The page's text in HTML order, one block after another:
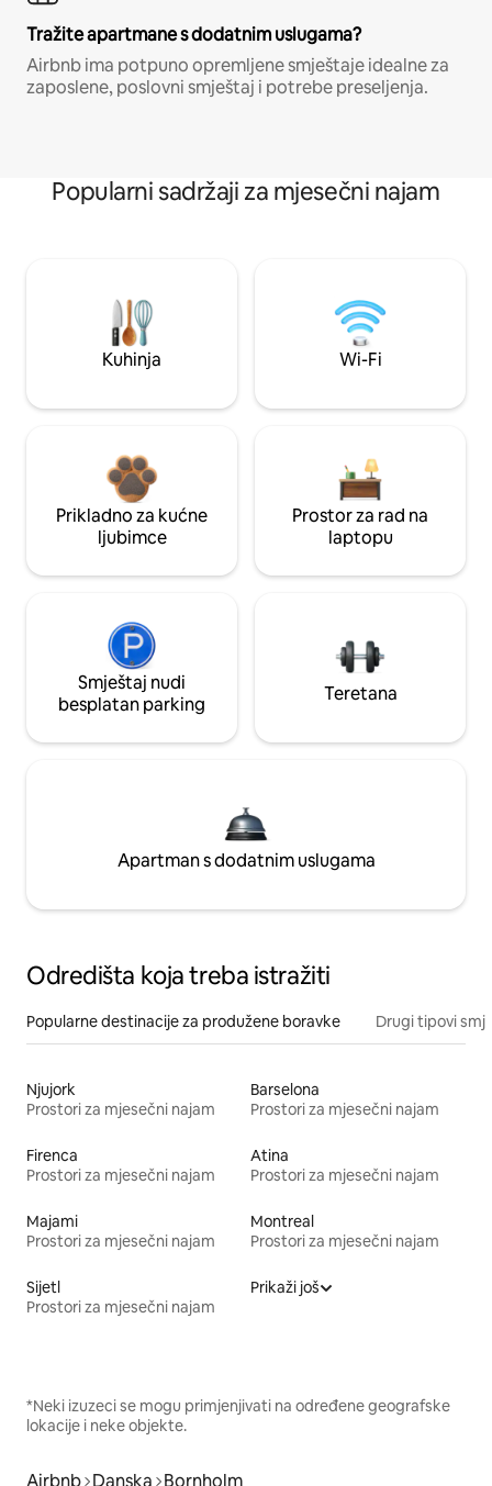
Tražite apartmane s dodatnim uslugama?
Airbnb ima potpuno opremljene smještaje idealne za
zaposlene, poslovni smještaj i potrebe preseljenja.
Popularni sadržaji za mjesečni najam
Kuhinja Wi-Fi
Prikladno za kućne
ljubimce
Prostor za rad na
laptopu
Smještaj nudi
besplatan parking
Teretana
Apartman s dodatnim uslugama
Odredišta koja treba istražiti
Popularne destinacije za produžene boravke Drugi tipovi
Njujork
Prostori za mjesečni najam
Barselona
Prostori za mjesečni najam
Firenca
Prostori za mjesečni najam
Atina
Prostori za mjesečni najam
Majami
Prostori za mjesečni najam
Montreal
Prostori za mjesečni najam
Sijetl
Prostori za mjesečni najam
Prikaži još
*Neki izuzeci se mogu primjenjivati na određene geografske
lokacije i neke objekte.
Airbnb Danska Bornholm